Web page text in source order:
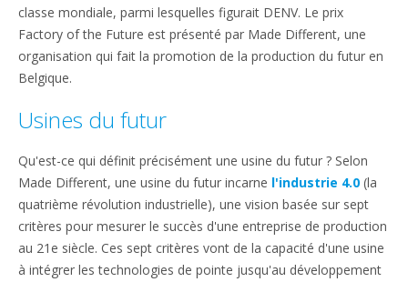
classe mondiale, parmi lesquelles figurait DENV. Le prix
Factory of the Future est présenté par Made Different, une
organisation qui fait la promotion de la production du futur en
Belgique.
Usines du futur
Qu'est-ce qui définit précisément une usine du futur ? Selon
Made Different, une usine du futur incarne l'industrie 4.0 (la
quatrième révolution industrielle), une vision basée sur sept
critères pour mesurer le succès d'une entreprise de production
au 21e siècle. Ces sept critères vont de la capacité d'une usine
à intégrer les technologies de pointe jusqu'au développement